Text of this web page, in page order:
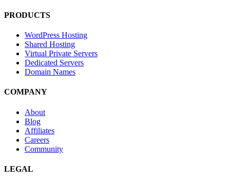
PRODUCTS
WordPress Hosting
Shared Hosting
Virtual Private Servers
Dedicated Servers
Domain Names
COMPANY
About
Blog
Affiliates
Careers
Community
LEGAL